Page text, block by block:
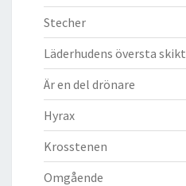
Stecher
Läderhudens översta skikt
Är en del drönare
Hyrax
Krosstenen
Omgående